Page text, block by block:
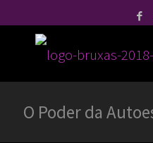
O Poder da